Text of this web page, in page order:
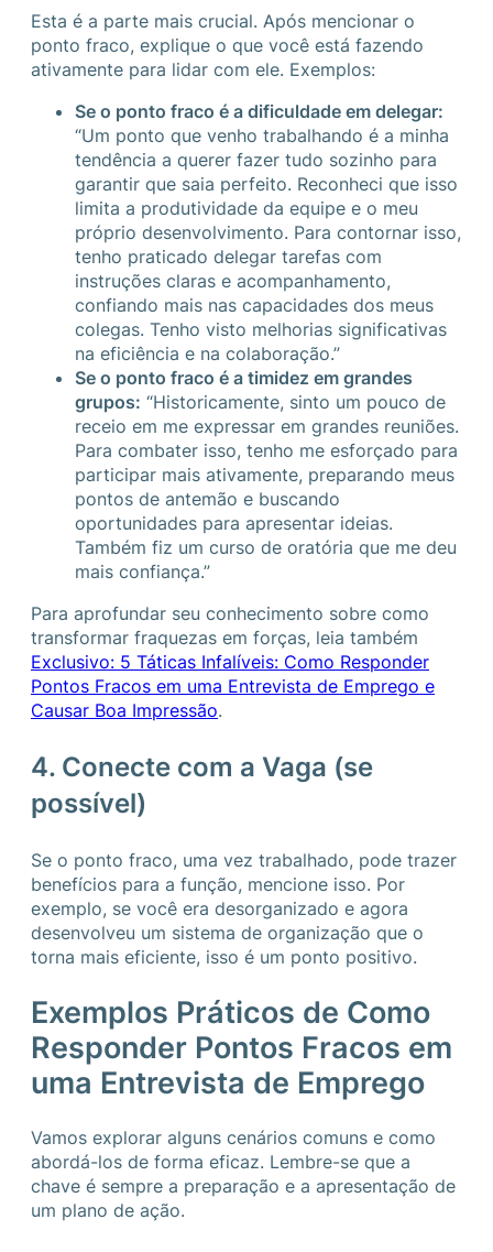
Esta é a parte mais crucial. Após mencionar o
ponto fraco, explique o que você está fazendo
ativamente para lidar com ele. Exemplos:
Se o ponto fraco é a dificuldade em delegar:
“Um ponto que venho trabalhando é a minha
tendência a querer fazer tudo sozinho para
garantir que saia perfeito. Reconheci que isso
limita a produtividade da equipe e o meu
próprio desenvolvimento. Para contornar isso,
tenho praticado delegar tarefas com
instruções claras e acompanhamento,
confiando mais nas capacidades dos meus
colegas. Tenho visto melhorias significativas
na eficiência e na colaboração.”
Se o ponto fraco é a timidez em grandes
grupos: “Historicamente, sinto um pouco de
receio em me expressar em grandes reuniões.
Para combater isso, tenho me esforçado para
participar mais ativamente, preparando meus
pontos de antemão e buscando
oportunidades para apresentar ideias.
Também fiz um curso de oratória que me deu
mais confiança.”
Para aprofundar seu conhecimento sobre como
transformar fraquezas em forças, leia também
Exclusivo: 5 Táticas Infalíveis: Como Responder
Pontos Fracos em uma Entrevista de Emprego e
Causar Boa Impressão.
4. Conecte com a Vaga (se
possível)
Se o ponto fraco, uma vez trabalhado, pode trazer
benefícios para a função, mencione isso. Por
exemplo, se você era desorganizado e agora
desenvolveu um sistema de organização que o
torna mais eficiente, isso é um ponto positivo.
Exemplos Práticos de Como
Responder Pontos Fracos em
uma Entrevista de Emprego
Vamos explorar alguns cenários comuns e como
abordá-los de forma eficaz. Lembre-se que a
chave é sempre a preparação e a apresentação de
um plano de ação.